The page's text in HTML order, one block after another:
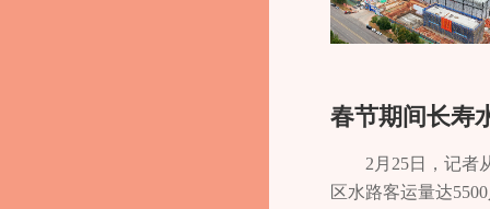
春节期间长寿
2月25日，记者
区水路客运量达